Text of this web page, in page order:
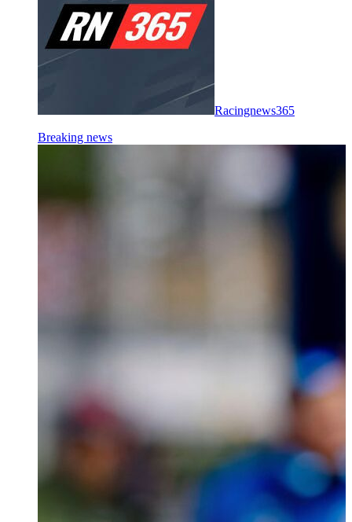
Racingnews365
Breaking news